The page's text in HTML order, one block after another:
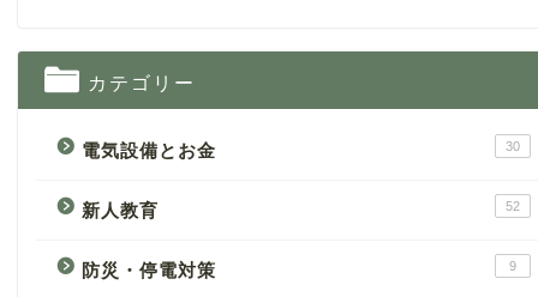
カテゴリー
電気設備とお金 30
新人教育 52
防災・停電対策 9